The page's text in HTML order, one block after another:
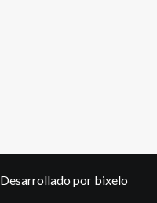
Desarrollado por bixelo